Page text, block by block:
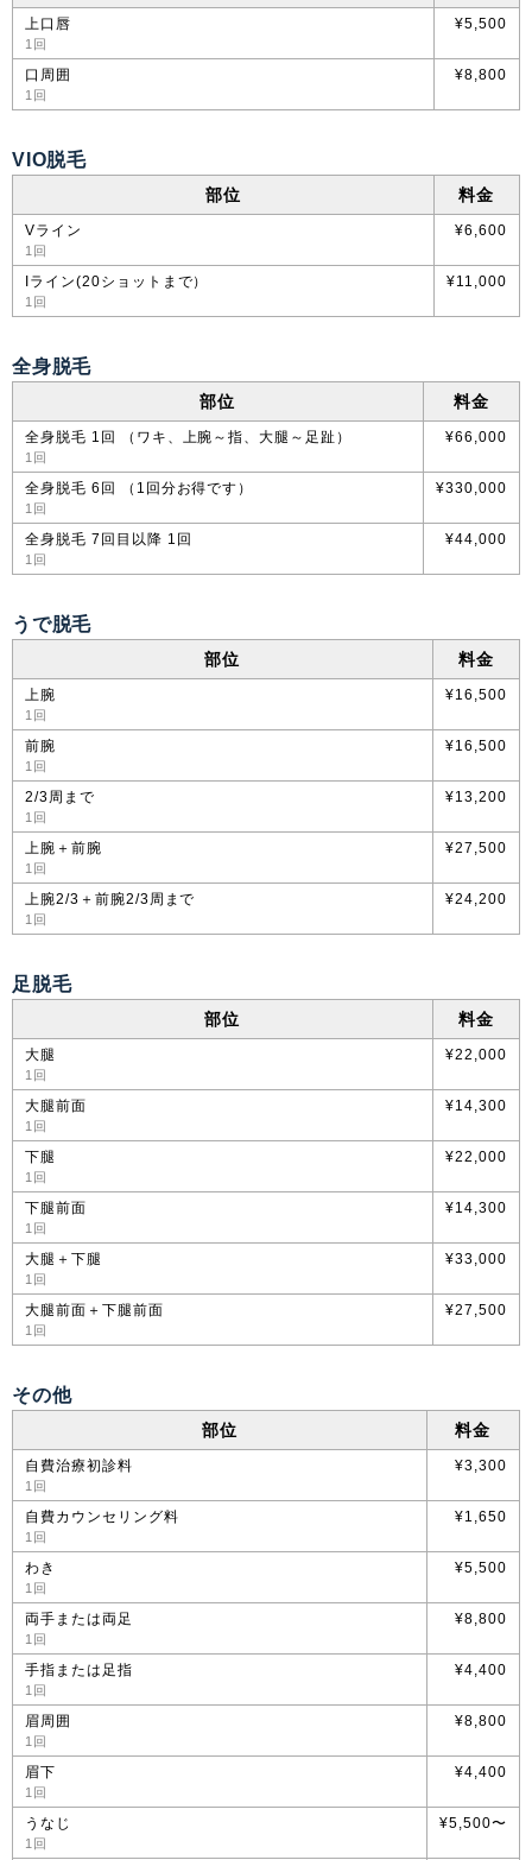
上口唇
1回
¥5,500
口周囲
1回
¥8,800
VIO脱毛
部位 料金
Vライン
1回
¥6,600
Iライン(20ショットまで）
1回
¥11,000
全身脱毛
部位 料金
全身脱毛 1回 （ワキ、上腕～指、大腿～足趾）
1回
¥66,000
全身脱毛 6回 （1回分お得です）
1回
¥330,000
全身脱毛 7回目以降 1回
1回
¥44,000
うで脱毛
部位 料金
上腕
1回
¥16,500
前腕
1回
¥16,500
2/3周まで
1回
¥13,200
上腕＋前腕
1回
¥27,500
上腕2/3＋前腕2/3周まで
1回
¥24,200
足脱毛
部位 料金
大腿
1回
¥22,000
大腿前面
1回
¥14,300
下腿
1回
¥22,000
下腿前面
1回
¥14,300
大腿＋下腿
1回
¥33,000
大腿前面＋下腿前面
1回
¥27,500
その他
部位 料金
自費治療初診料
1回
¥3,300
自費カウンセリング料
1回
¥1,650
わき
1回
¥5,500
両手または両足
1回
¥8,800
手指または足指
1回
¥4,400
眉周囲
1回
¥8,800
眉下
1回
¥4,400
うなじ
1回
¥5,500〜
九州・沖縄
福岡県 熊本県